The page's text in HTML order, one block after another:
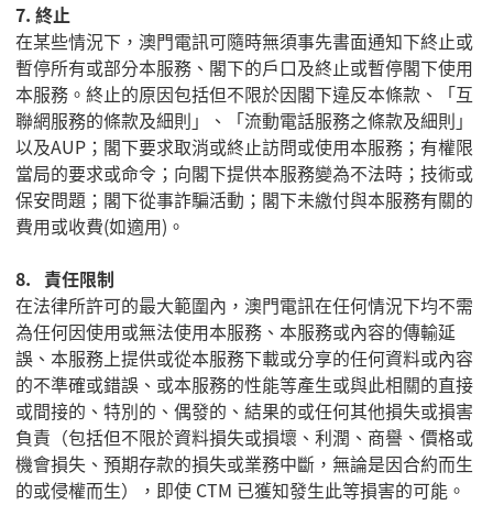
7. 終止
在某些情況下，澳門電訊可隨時無須事先書面通知下終止或
暫停所有或部分本服務、閣下的戶口及終止或暫停閣下使用
本服務。終止的原因包括但不限於因閣下違反本條款、「互
聯網服務的條款及細則」、「流動電話服務之條款及細則」
以及AUP ；閣下要求取消或終止訪問或使用本服務；有權限
當局的要求或命令；向閣下提供本服務變為不法時；技術或
保安問題；閣下從事詐騙活動；閣下未繳付與本服務有關的
費用或收費(如適用) 。
8. 責任限制
在法律所許可的最大範圍內，澳門電訊在任何情況下均不需
為任何因使用或無法使用本服務、本服務或內容的傳輸延
誤、本服務上提供或從本服務下載或分享的任何資料或內容
的不準確或錯誤、或本服務的性能等產生或與此相關的直接
或間接的、特別的、偶發的、結果的或任何其他損失或損害
負責（包括但不限於資料損失或損壞、利潤、商譽、價格或
機會損失、預期存款的損失或業務中斷，無論是因合約而生
的或侵權而生），即使 CTM 已獲知發生此等損害的可能。